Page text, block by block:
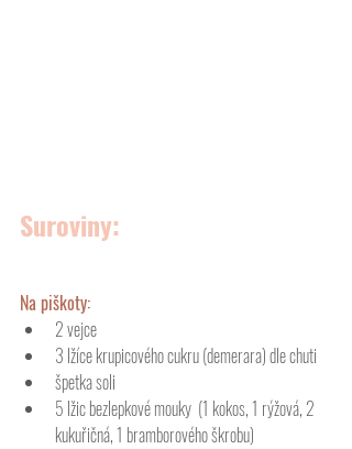
Suroviny:
Na piškoty:
2 vejce
3 lžíce krupicového cukru (demerara) dle chuti
špetka soli
5 lžic bezlepkové mouky  (1 kokos, 1 rýžová, 2
kukuřičná, 1 bramborového škrobu)